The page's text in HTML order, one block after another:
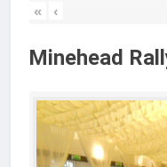
« ‹
Minehead